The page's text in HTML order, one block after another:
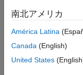
プロパティ
プログラムでの使用
バージョン履歴
参考
N 次元インデック
N 次元インデック
い。
南北アメリカ
América Latina
Canada (English)
United States